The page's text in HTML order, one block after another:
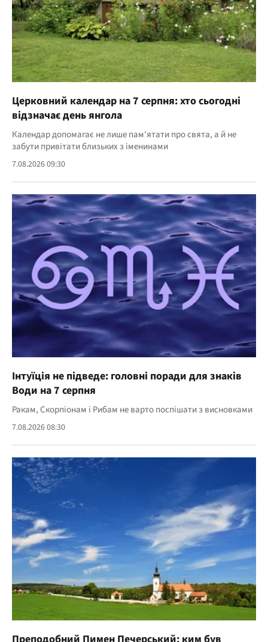
Церковний календар на 7 серпня: хто сьогодні
відзначає день янгола
Календар допомагає не лише пам'ятати про свята, а й не
забути привітати близьких з іменинами
7.08.2026 09:30
Інтуїція не підведе: головні поради для знаків
Води на 7 серпня
Ракам, Скорпіонам і Рибам не варто поспішати з висновками
7.08.2026 08:30